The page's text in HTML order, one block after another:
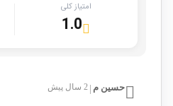
امتیاز کلی
1.0
حسین م 2 سال پیش